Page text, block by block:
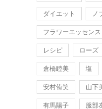
ダイエット ノ
フラワーエッセンス
レシピ ローズ
倉橋睦美 塩
安村侑笑 山下
有馬陽子 服部